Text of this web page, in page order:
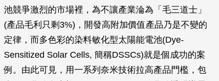
池競爭激烈的市場裡，為不讓產業淪為「毛三道士」
(產品毛利只剩3%)，開發高附加價值產品乃是不變的
定律，而多色彩的染料敏化型太陽能電池(Dye-
Sensitized Solar Cells, 簡稱DSSCs)就是個成功的案
例。由此可見，用一系列奈米技術拉高產品門檻，包